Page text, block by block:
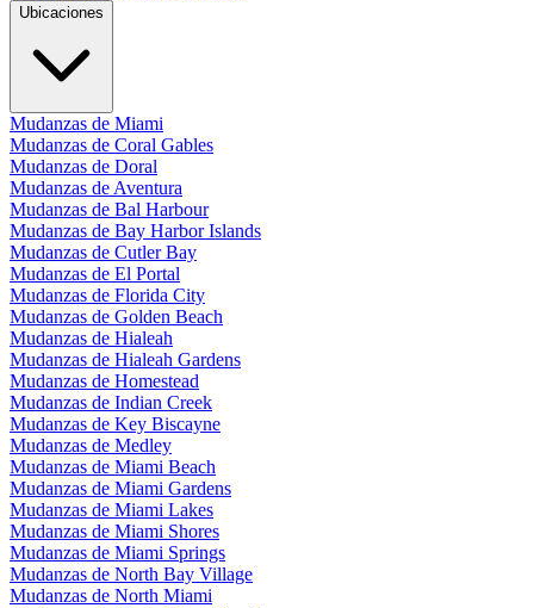
Ubicaciones
Mudanzas de Miami
Mudanzas de Coral Gables
Mudanzas de Doral
Mudanzas de Aventura
Mudanzas de Bal Harbour
Mudanzas de Bay Harbor Islands
Mudanzas de Cutler Bay
Mudanzas de El Portal
Mudanzas de Florida City
Mudanzas de Golden Beach
Mudanzas de Hialeah
Mudanzas de Hialeah Gardens
Mudanzas de Homestead
Mudanzas de Indian Creek
Mudanzas de Key Biscayne
Mudanzas de Medley
Mudanzas de Miami Beach
Mudanzas de Miami Gardens
Mudanzas de Miami Lakes
Mudanzas de Miami Shores
Mudanzas de Miami Springs
Mudanzas de North Bay Village
Mudanzas de North Miami